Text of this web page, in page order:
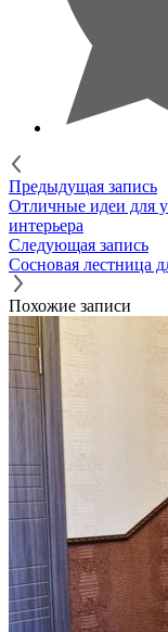
Предыдущая запись
Отличные идеи для
интерьера
Следующая запись
Сосновая лестница
Похожие записи